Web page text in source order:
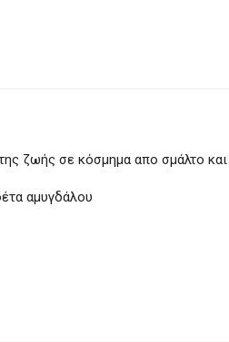
ζωής σε κόσμημα απο σμάλτο
αμυγδάλου